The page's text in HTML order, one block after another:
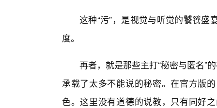
这种“污”，是视觉与听觉的饕餮
度。
再者，就是那些主打“秘密与匿名”
承载了太多不能说的秘密。在官方版
色。这里没有道德的说教，只有同好